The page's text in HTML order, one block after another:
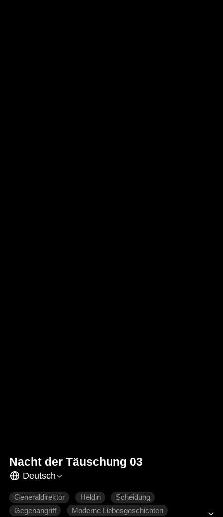
Nacht der Täuschung 03
Deutsch
Generaldirektor Heldin
Scheidung
Gegenangriff
Moderne Liebesgeschichten